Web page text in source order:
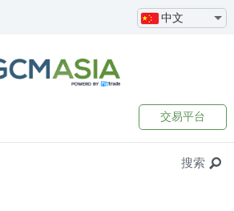
中文
交易平台
搜索